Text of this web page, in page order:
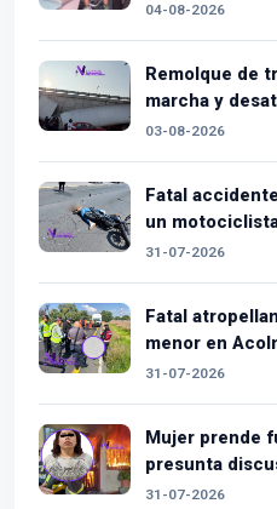
04-08-2026
Remolque de
marcha y
03-08-2026
Fatal
un
31-07-2026
Fatal
menor en
31-07-2026
Mujer prende
presunta
31-07-2026